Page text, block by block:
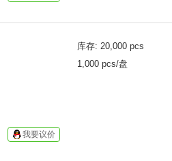
我要议价
库存: 20,000 pcs
1,000 pcs/盘